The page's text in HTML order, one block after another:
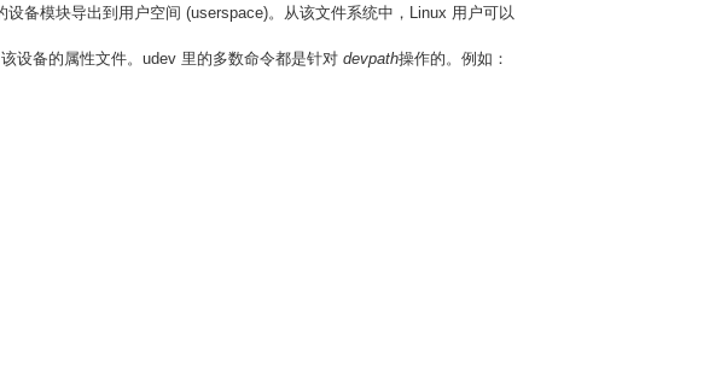
设备模块导出到用户空间 (userspace)。从该文件系统中，Linux 用户可以
设备的属性文件。udev 里的多数命令都是针对 devpath操作的。例如：